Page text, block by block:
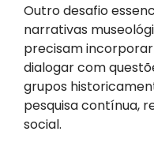
Outro desafio
narrativas
precisam
dialogar com
grupos
pesquisa contínua,
social.